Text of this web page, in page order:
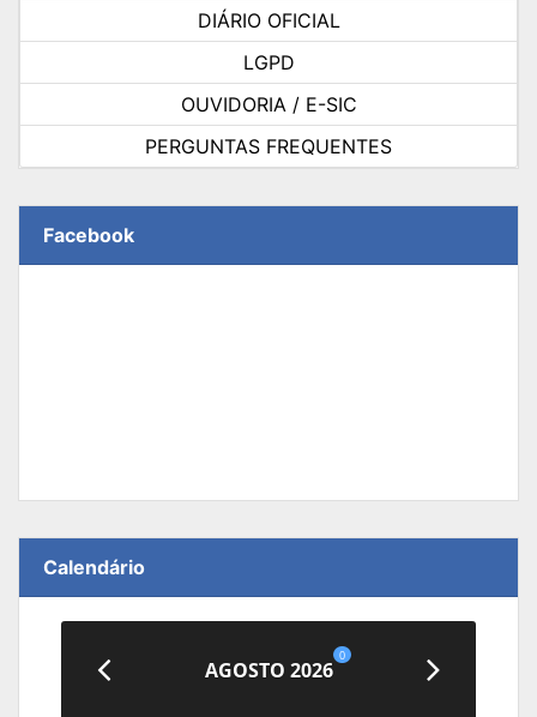
DIÁRIO OFICIAL
LGPD
OUVIDORIA / E-SIC
PERGUNTAS FREQUENTES
Facebook
Calendário
AGOSTO 2026
0